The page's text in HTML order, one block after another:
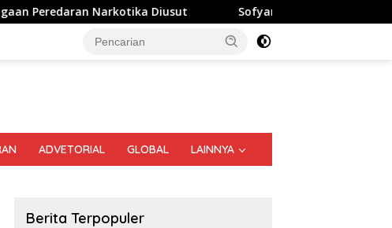
Diusut Sofyan Tan: Sensus Ekonomi 2026 Penting
ADVETORIAL GLOBAL LAINNYA
Berita Terpopuler